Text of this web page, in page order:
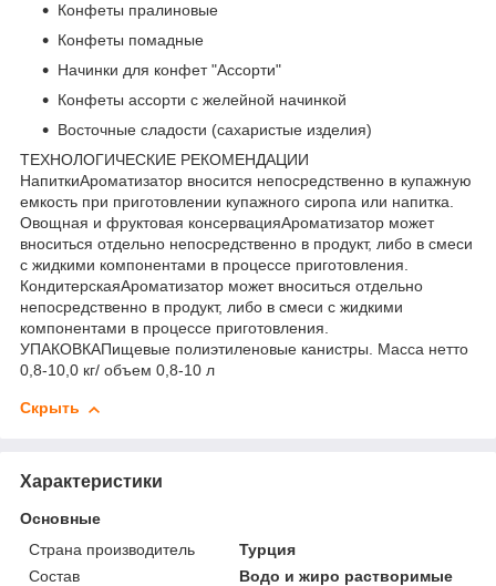
Конфеты пралиновые
Конфеты помадные
Начинки для конфет "Ассорти"
Конфеты ассорти с желейной начинкой
Восточные сладости (сахаристые изделия)
ТЕХНОЛОГИЧЕСКИЕ РЕКОМЕНДАЦИИ
НапиткиАроматизатор вносится непосредственно в купажную
емкость при приготовлении купажного сиропа или напитка.
Овощная и фруктовая консервацияАроматизатор может
вноситься отдельно непосредственно в продукт, либо в смеси
с жидкими компонентами в процессе приготовления.
КондитерскаяАроматизатор может вноситься отдельно
непосредственно в продукт, либо в смеси с жидкими
компонентами в процессе приготовления.
УПАКОВКАПищевые полиэтиленовые канистры. Масса нетто
0,8-10,0 кг/ объем 0,8-10 л
Скрыть
Характеристики
Основные
Страна производитель
Турция
Состав
Водо и жиро растворимые